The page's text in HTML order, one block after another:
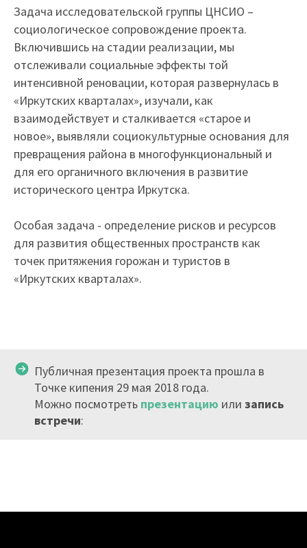
Задача исследовательской группы ЦНСИО –
социологическое сопровождение проекта.
Включившись на стадии реализации, мы
отслеживали социальные эффекты той
интенсивной реновации, которая развернулась в
«Иркутских кварталах», изучали, как
взаимодействует и сталкивается «старое и
новое», выявляли социокультурные основания для
превращения района в многофункциональный и
для его органичного включения в развитие
исторического центра Иркутска.
Особая задача - определение рисков и ресурсов
для развития общественных пространств как
точек притяжения горожан и туристов в
«Иркутских кварталах».
Публичная презентация проекта прошла в
Точке кипения 29 мая 2018 года.
Можно посмотреть презентацию или запись
встречи: